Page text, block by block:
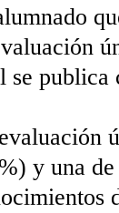
se publica
y una